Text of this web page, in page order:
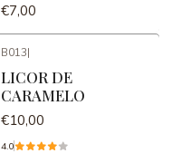
€7,00
B013|
LICOR DE
CARAMELO
€10,00
4.0